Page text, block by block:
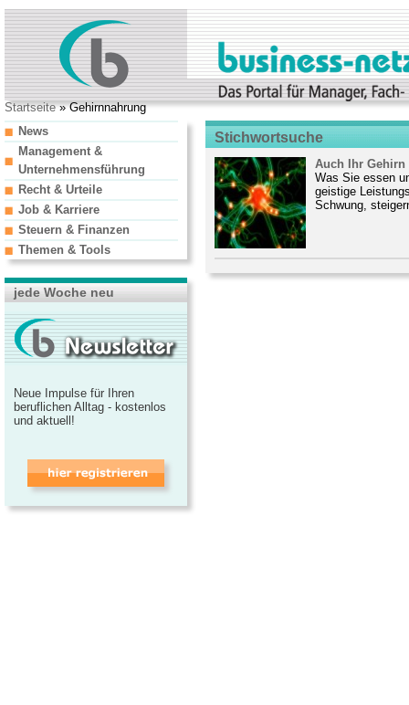
Startseite» Gehirnnahrung
Stichwortsuche
Auch Ihr Gehirn
Was Sie essen
geistige
Schwung,
News
Management &
Unternehmensführung
Recht & Urteile
Job & Karriere
Steuern & Finanzen
Themen & Tools
jede Woche neu
Neue Impulse für Ihren
beruflichen Alltag - kostenlos
und aktuell!